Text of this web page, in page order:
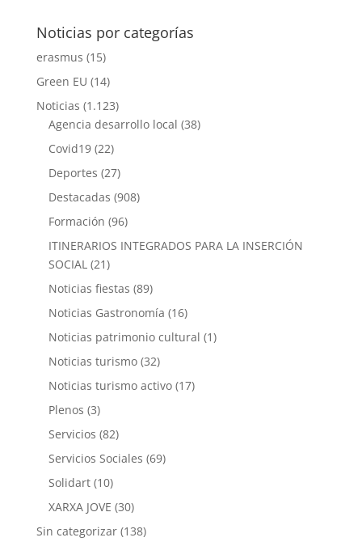
Noticias por categorías
erasmus (15)
Green EU (14)
Noticias (1.123)
Agencia desarrollo local (38)
Covid19(22)
Deportes (27)
Destacadas (908)
Formación (96)
ITINERARIOS INTEGRADOS PARA LA INSERCIÓN
SOCIAL(21)
Noticias fiestas (89)
Noticias Gastronomía (16)
Noticias patrimonio cultural (1)
Noticias turismo(32)
Noticias turismo activo(17)
Plenos (3)
Servicios (82)
Servicios Sociales (69)
Solidart(10)
XARXA JOVE (30)
Sin categorizar(138)